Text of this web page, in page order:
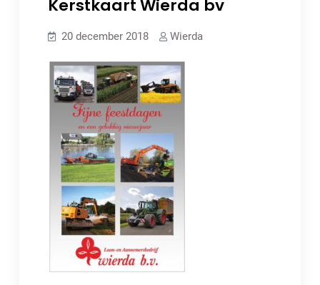
Kerstkaart Wierda bv
20 december 2018 Wierda